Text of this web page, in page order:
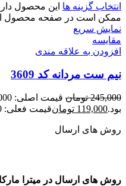
انتخاب گزینه ها این محصول
ممکن است در صفحه محصول
نمایش سریع
مقايسه
افزودن به علاقه مندی
نیم ست مردانه کد 3609
245,000 تومان
بود.119,000 تومانقیمت فعلی: 119,000 تومان.
روش های ارسال
روش های ارسال در میترا مارکا